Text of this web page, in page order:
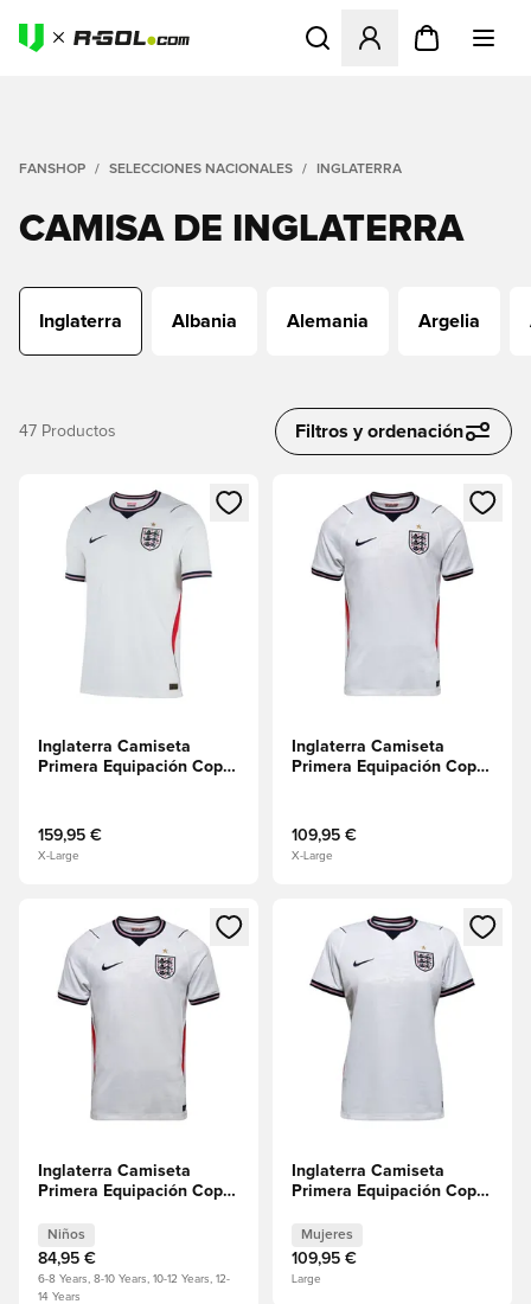
Abre un modal para iniciar
FANSHOP SELECCIONES NACIONALES INGLATERRA
CAMISA DE INGLATERRA
Inglaterra Albania Alemania Argelia
47 Productos Filtros y ordenación
Abre un modal para iniciar sesión o registrarse como
Inglaterra Camiseta
Primera Equipación Copa
159,95 €
X-Large
Abre un modal para iniciar
Inglaterra Camiseta
Primera Equipación Copa
109,95 €
X-Large
Abre un modal para iniciar sesión o registrarse como
Inglaterra Camiseta
Primera Equipación Copa
Niños
84,95 €
6-8 Years, 8-10 Years, 10-12 Years, 12-
14 Years
Abre un modal para iniciar
Inglaterra Camiseta
Primera Equipación Copa
Mujeres
109,95 €
Large